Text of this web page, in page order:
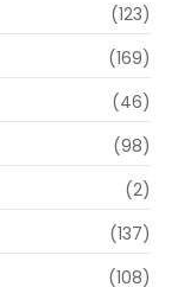
(123)
(169)
(46)
(98)
(2)
(137)
(108)